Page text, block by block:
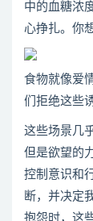
中的血糖浓
心挣扎。你
食物就像爱
们拒绝这些
这些场景几
但是欲望的
控制意识和
断，并决定
抱怨时，这